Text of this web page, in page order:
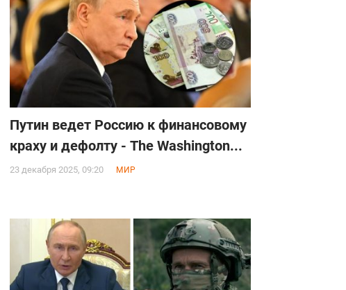
Путин ведет Россию к финансовому
краху и дефолту - The Washington...
23 декабря 2025, 09:20 МИР